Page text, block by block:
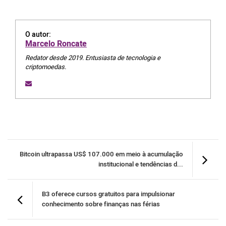
O autor:
Marcelo Roncate
Redator desde 2019. Entusiasta de tecnologia e
criptomoedas.
Bitcoin ultrapassa US$ 107.000 em meio à acumulação
institucional e tendências d...
B3 oferece cursos gratuitos para impulsionar
conhecimento sobre finanças nas férias